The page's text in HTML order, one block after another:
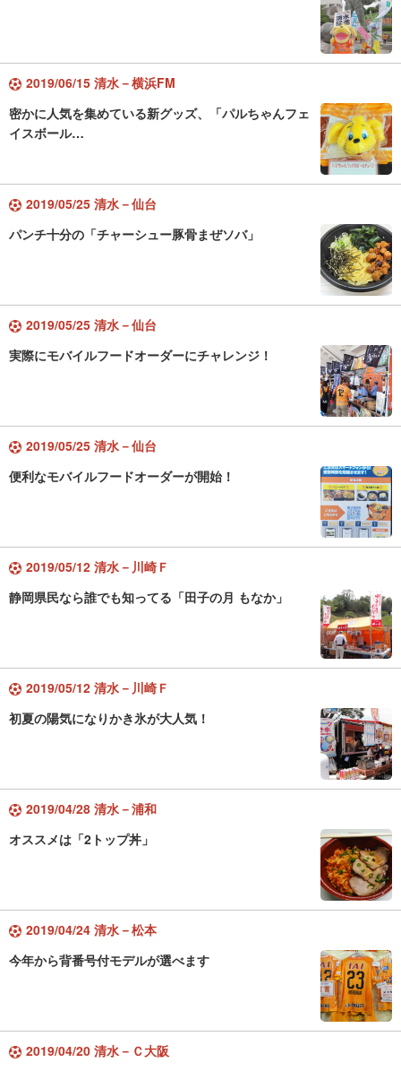
2019/06/15 清水－横浜FM
密かに人気を集めている新グッズ、「パルちゃんフェ
イスボール…
2019/05/25 清水－仙台
パンチ十分の「チャーシュー豚骨まぜソバ」
2019/05/25 清水－仙台
実際にモバイルフードオーダーにチャレンジ！
2019/05/25 清水－仙台
便利なモバイルフードオーダーが開始！
2019/05/12 清水－川崎Ｆ
静岡県民なら誰でも知ってる「田子の月 もなか」
2019/05/12 清水－川崎Ｆ
初夏の陽気になりかき氷が大人気！
2019/04/28 清水－浦和
オススメは「2トップ丼」
2019/04/24 清水－松本
今年から背番号付モデルが選べます
2019/04/20 清水－Ｃ大阪